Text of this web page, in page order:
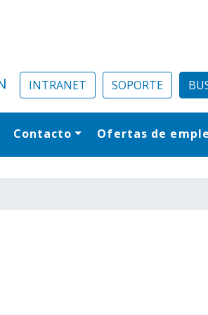
INTRANET SOPORTE
Contacto Ofertas de